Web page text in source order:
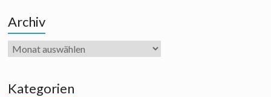
Archiv
Archiv
Kategorien